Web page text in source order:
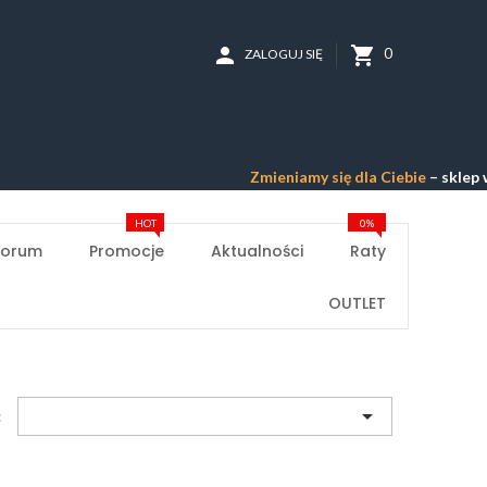
shopping_cart 0
person ZALOGUJ SIĘ
Zmieniamy się dla Ciebie– sklep w
Promocje
HOT
Aktualności Raty
0%
OUTLET
